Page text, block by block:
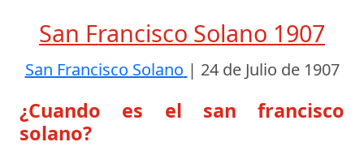
San Francisco Solano 1907
San Francisco Solano | 24 de Julio de 1907
¿Cuando es el san francisco
solano?